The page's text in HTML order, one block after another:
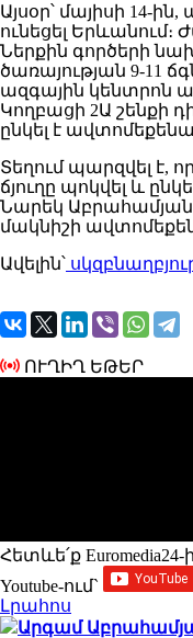
Այսօր՝ մայիսի 14-
ունեցել Երևանում։
Ներքին գործերի
ծառայության 9-11
ազգային կենտրոն
Կողբացի 2Ա շենքի
ընկել է
Տեղում պարզվել է,
ճյուղը պոկվել և
Նարեկ
մակնիշի
Ավելին՝
ՈՒՂԻՂ ԵԹԵՐ
Հետևե՛ք Euromedia24-
Youtube-ում`
Լրահոս
Արգամ